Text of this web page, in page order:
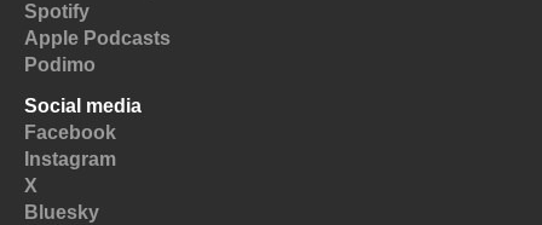
Spotify
Apple Podcasts
Podimo
Social media
Facebook
Instagram
X
Bluesky